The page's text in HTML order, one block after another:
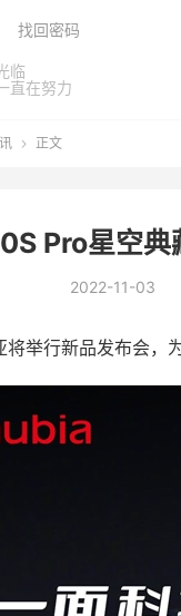
临
直在努力
找回密码
 正文
Pro星空典
2022-11-03
将举行新品发布会，